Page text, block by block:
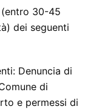
(entro 30-45
dei seguenti
Denuncia di
di
e permessi di